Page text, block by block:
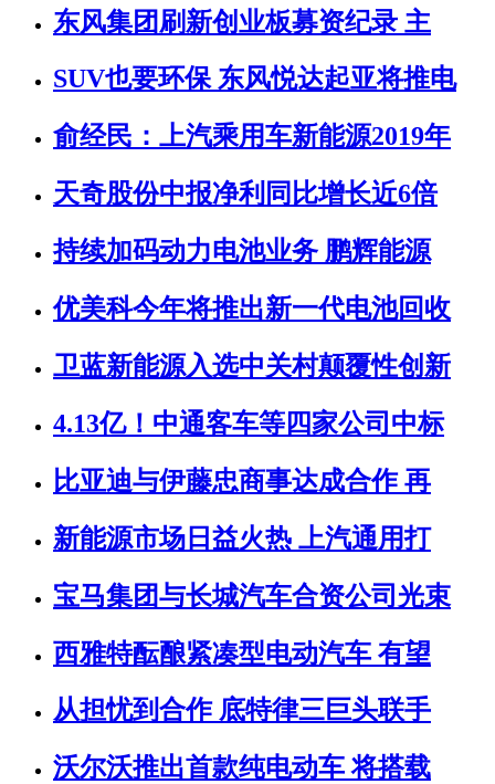
东风集团刷新创业板募资纪录 主
SUV也要环保 东风悦达起亚将推电
俞经民：上汽乘用车新能源2019年
天奇股份中报净利同比增长近6倍
持续加码动力电池业务 鹏辉能源
优美科今年将推出新一代电池回收
卫蓝新能源入选中关村颠覆性创新
4.13亿！中通客车等四家公司中标
比亚迪与伊藤忠商事达成合作 再
新能源市场日益火热 上汽通用打
宝马集团与长城汽车合资公司光束
西雅特酝酿紧凑型电动汽车 有望
从担忧到合作 底特律三巨头联手
沃尔沃推出首款纯电动车 将搭载